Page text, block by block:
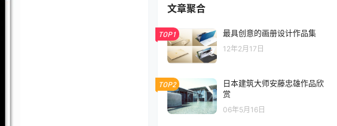
文章聚合
TOP1 最具创意的画册设计作品集
12年2月17日
TOP2
日本建筑大师安藤忠雄作品欣
赏
06年5月16日